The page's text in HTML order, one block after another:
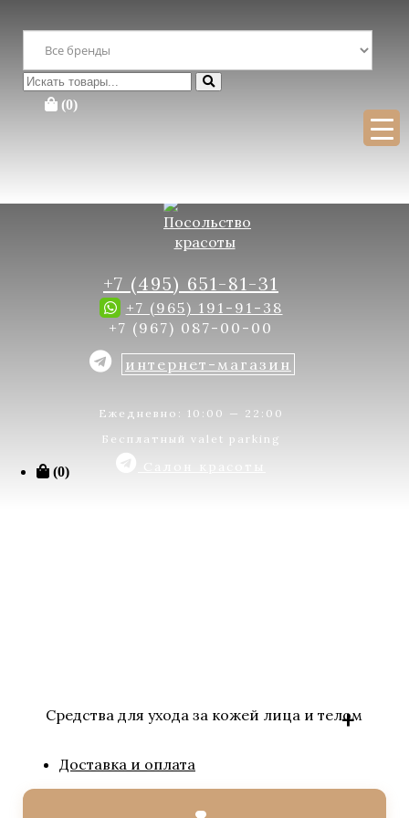
содержимому
Для бесплатной консультации заполните форму
+7 (495) 651-81-31
+7 (965) 191-91-38
+7 (967) 087-00-00
интернет-магазин
Ежедневно: 10:00 — 22:00
Бесплатный valet parking
Искать
(0)
(0)
Средства для ухода за кожей лица и телом
BIOLOGIQUE RECHERCHE
Solaires / Солнцезащитные
Доставка и оплата